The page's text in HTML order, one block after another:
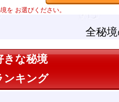
を お選びください。
全秘
きな秘境
ンキング